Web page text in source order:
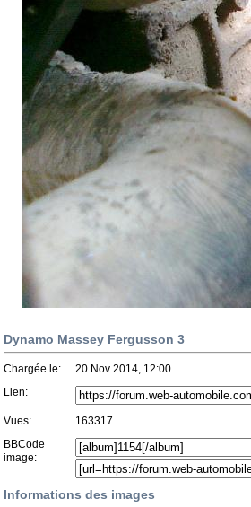
Dynamo Massey Fergusson 3
Chargée le:
20 Nov 2014, 12:00
Lien:
Vues:
163317
BBCode
image:
Informations des images